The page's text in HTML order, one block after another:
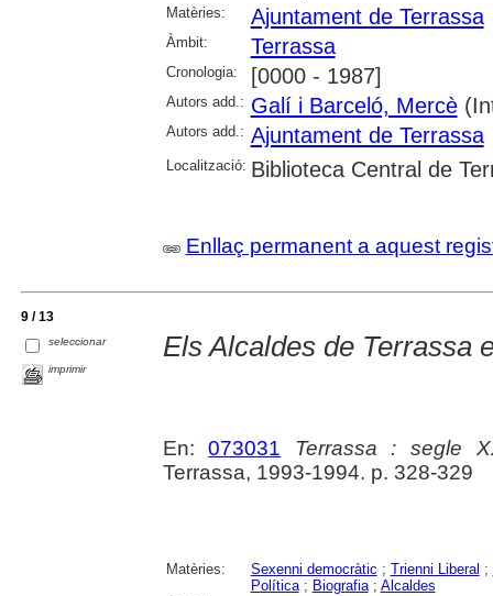
Matèries: Ajuntament de Terrassa
Àmbit: Terrassa
Cronologia: [0000 - 1987]
Autors add.: Galí i Barceló, Mercè
Autors add.: Ajuntament de Terrassa
Localització: Biblioteca Central de
Enllaç permanent a aquest
9 / 13
seleccionar
imprimir
Els Alcaldes de Terrassa
En:073031
Terrassa : segle
Terrassa, 1993-1994. p. 328-329
Matèries: Sexenni democràtic ; Trienni Liberal ;
Política; Biografia; Alcaldes